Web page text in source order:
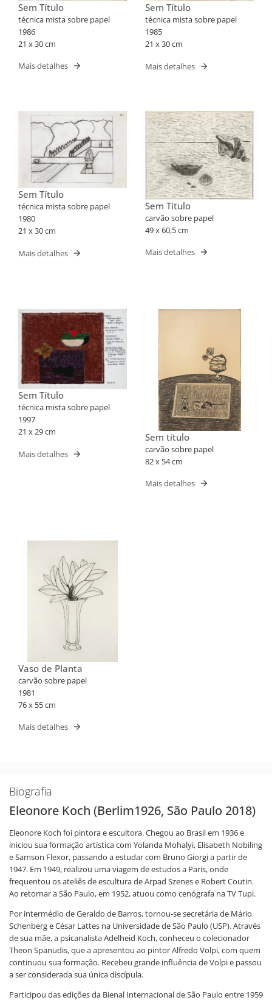
Sem Título
técnica mista sobre papel
1986
21 x 30 cm
Mais detalhes
Sem Título
técnica mista sobre papel
1985
21 x 30 cm
Mais detalhes
Sem Título
técnica mista sobre papel
1980
21 x 30 cm
Mais detalhes
Sem Título
carvão sobre papel
49 x 60,5 cm
Mais detalhes
Sem Título
técnica mista sobre papel
1997
21 x 29 cm
Mais detalhes
Sem título
carvão sobre papel
82 x 54 cm
Mais detalhes
Vaso de Planta
carvão sobre papel
1981
76 x 55 cm
Mais detalhes
Biografia
Eleonore Koch (Berlim1926, São Paulo 2018)
Eleonore Koch foi pintora e escultora. Chegou ao Brasil em 1936 e
iniciou sua formação artística com Yolanda Mohalyi, Elisabeth Nobiling
e Samson Flexor, passando a estudar com Bruno Giorgi a partir de
1947. Em 1949, realizou uma viagem de estudos a Paris, onde
frequentou os ateliês de escultura de Arpad Szenes e Robert Coutin.
Ao retornar a São Paulo, em 1952, atuou como cenógrafa na TV Tupi.
Por intermédio de Geraldo de Barros, tornou-se secretária de Mário
Schenberg e César Lattes na Universidade de São Paulo (USP). Através
de sua mãe, a psicanalista Adelheid Koch, conheceu o colecionador
Theon Spanudis, que a apresentou ao pintor Alfredo Volpi, com quem
continuou sua formação. Recebeu grande influência de Volpi e passou
a ser considerada sua única discípula.
Participou das edições da Bienal Internacional de São Paulo entre 1959